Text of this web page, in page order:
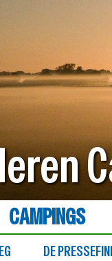
CAMPINGS
DE